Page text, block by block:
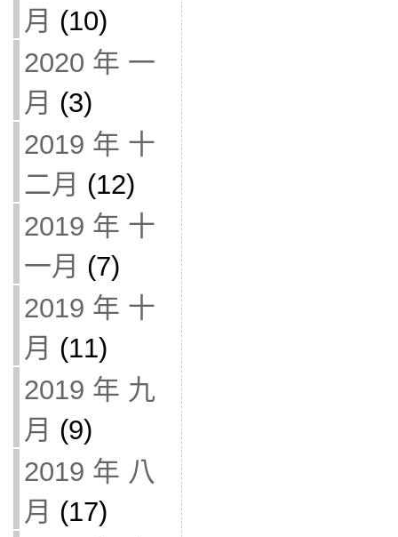
月 (10)
2020 年 一
月 (3)
2019 年 十
二月 (12)
2019 年 十
一月 (7)
2019 年 十
月 (11)
2019 年 九
月 (9)
2019 年 八
月 (17)